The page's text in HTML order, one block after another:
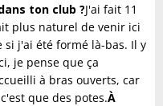
ton club ?J'ai fait 11
plus naturel de venir ici
j'ai été formé là-bas. Il y
je pense que ça
à bras ouverts, car
que des potes.À